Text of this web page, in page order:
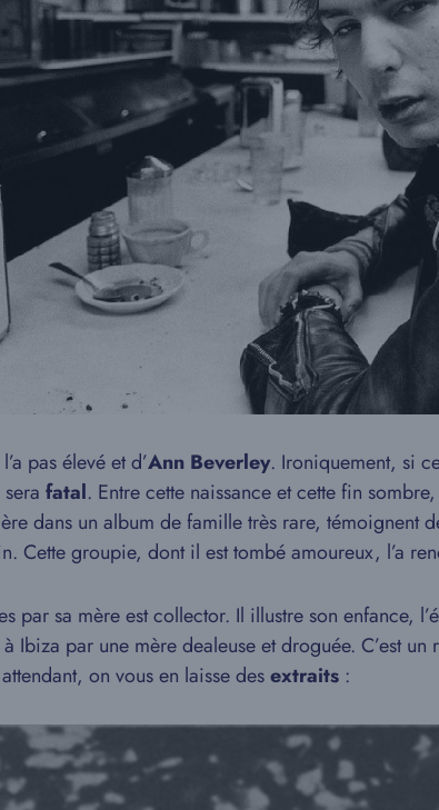
pas élevé et d’Ann Beverley. Ironiquement, si
fatal. Entre cette naissance et cette fin
dans un album de famille très rare, témoignent
Cette groupie, dont il est tombé amoureux, l’a
par sa mère est collector. Il illustre son enfance,
Ibiza par une mère dealeuse et droguée. C’est
on vous en laisse desextraits :